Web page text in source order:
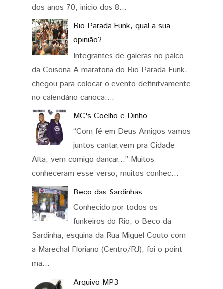
dos anos 70, inicio dos 8...
Rio Parada Funk, qual a sua
opinião?
Integrantes de galeras no palco
da Coisona A maratona do Rio Parada Funk,
chegou para colocar o evento definitvamente
no calendário carioca....
MC's Coelho e Dinho
“Com fé em Deus Amigos vamos
juntos cantar,vem pra Cidade
Alta, vem comigo dançar...” Muitos
conheceram esse verso, muitos conhec...
Beco das Sardinhas
Conhecido por todos os
funkeiros do Rio, o Beco da
Sardinha, esquina da Rua Miguel Couto com
a Marechal Floriano (Centro/RJ), foi o point
ma...
Arquivo MP3